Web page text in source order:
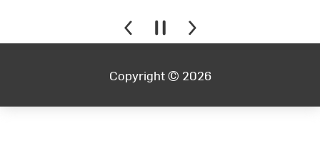
Standards Committee (DRSC) e.V., Berlin
Copyright © 2026